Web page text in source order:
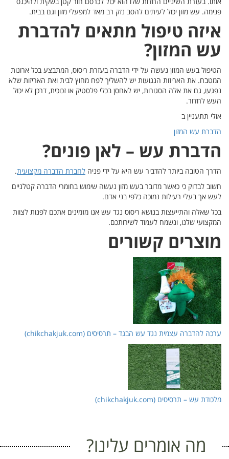
ארונות
שלא
לא יכול
.
קטלניים
לצוות